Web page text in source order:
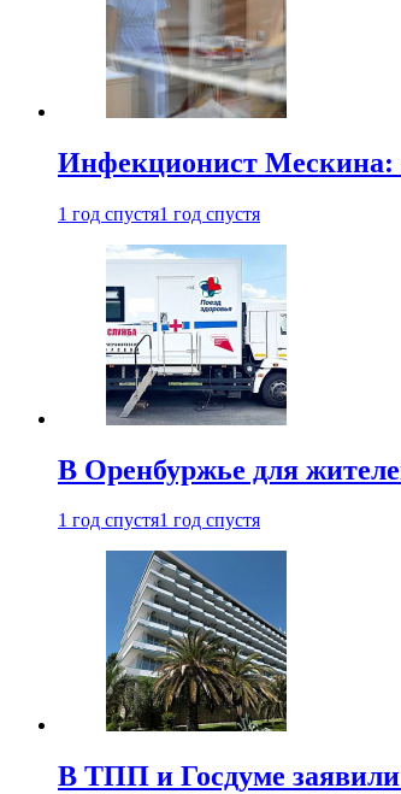
Инфекционист Мескина:
1 год спустя1 год спустя
В Оренбуржье для
1 год спустя1 год спустя
В ТПП и Госдуме заявили